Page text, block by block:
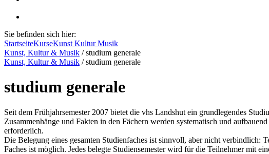
Sie befinden sich hier:
StartseiteKurseKunst Kultur Musik
Kunst, Kultur & Musik /studium generale
Kunst, Kultur & Musik /studium generale
studium generale
Seit dem Frühjahrsemester 2007 bietet die vhs Landshut ein grundlegendes
Zusammenhänge und Fakten in den Fächern werden systematisch und
erforderlich.
Die Belegung eines gesamten Studienfaches ist sinnvoll, aber nicht verbindlich:
Faches ist möglich. Jedes belegte Studiensemester wird für die Teilnehmer mit